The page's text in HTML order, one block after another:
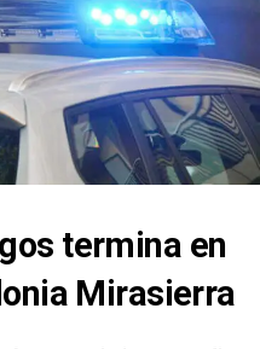
termina en
Mirasierra